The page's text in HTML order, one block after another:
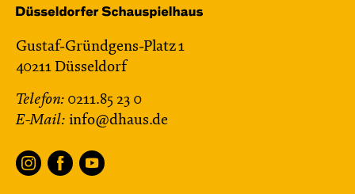
Gustaf-Gründgens-Platz 1
40211 Düsseldorf
Telefon: 0211.85 23 0
E-Mail: info@dhaus.de